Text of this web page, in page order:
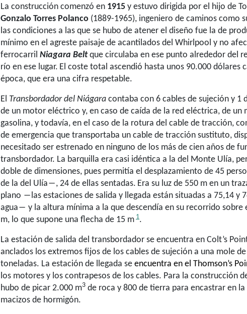
La construcción comenzó en 1915 y estuvo dirigida por el hijo de
Gonzalo Torres Polanco (1889-1965), ingeniero de caminos como
las condiciones a las que se hubo de atener el diseño fue la de
mínimo en el agreste paisaje de acantilados del Whirlpool y no
ferrocarril Niagara Beltque circulaba en ese punto alrededor del
río en ese lugar. El coste total ascendió hasta unos 90.000 dólares
época, que era una cifra respetable.
El Transbordador del Niágara contaba con 6 cables de sujeción y 1
de un motor eléctrico y, en caso de caída de la red eléctrica, de un
gasolina, y todavía, en el caso de la rotura del cable de tracción,
de emergencia que transportaba un cable de tracción sustituto,
necesitado ser estrenado en ninguno de los más de cien años de
transbordador. La barquilla era casi idéntica a la del Monte Ulía,
doble de dimensiones, pues permitía el desplazamiento de 45
de la del Ulía―, 24 de ellas sentadas. Era su luz de 550 m en un
plano ―las estaciones de salida y llegada están situadas a 75,14 y
agua― y la altura mínima a la que descendía en su recorrido sobre
m, lo que supone una flecha de 15 m 1.
La estación de salida del transbordador se encuentra en Colt’s
anclados los extremos fijos de los cables de sujeción a una mole
toneladas. La estación de llegada se encuentra en el Thomson’s
los motores y los contrapesos de los cables. Para la construcción
hubo de picar 2.000 m3 de roca y 800 de tierra para encastrar en
macizos de hormigón.